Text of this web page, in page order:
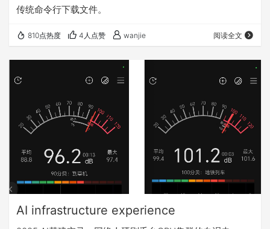
传统命令行下载文件。
810点热度 4人点赞 wanjie 阅读全文
AI infrastructure experience